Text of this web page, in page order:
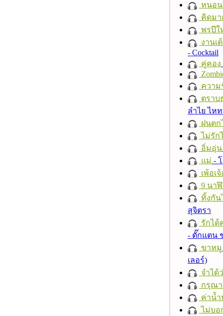
หนอน
คิดมา
พรปีใ
งานเ
- Cocktail
คู่คอง
ความ
ตราบ
ลำไย ไห
ฝนตก
ไม่รัก
อิ่มอุ่น
แม่ -
เพ้อเ
9 นา
ทิ้งกัน
สุจิตรา
รักได้
- ตั๊กแตน
ขาหมู
เลอร์)
จำได้
กรุณา
ค่าน้
ไม่บอ